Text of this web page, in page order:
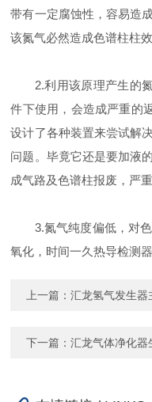
带有一定腐蚀性，容易造
该氮气必然造成色谱柱柱效
2.利用该原理产生的氮
件下使用，会造成严重的
设计了各种装置来尝试解
问题。毕竟它还是要加液
成气路及色谱柱报废，严
3.氮气纯度偏低，对色
氧化，时间一久热导检测
上一篇：汇龙氢气发生器
下一篇：汇龙气体净化器